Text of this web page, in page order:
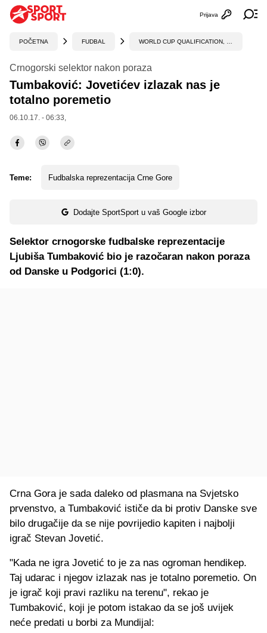
Otvori
Prijava
POČETNA FUDBAL
Crnogorski selektor nakon poraza
Tumbaković: Jovetićev izlazak nas je
totalno poremetio
06.10.17. - 06:33,
Teme: Fudbalska reprezentacija Crne Gore
Dodajte SportSport u vaš Google izbor
Selektor crnogorske fudbalske reprezentacije
Ljubiša Tumbaković bio je razočaran nakon poraza
od Danske u Podgorici (1:0).
Crna Gora je sada daleko od plasmana na Svjetsko
prvenstvo, a Tumbaković ističe da bi protiv Danske sve
bilo drugačije da se nije povrijedio kapiten i najbolji
igrač Stevan Jovetić.
"Kada ne igra Jovetić to je za nas ogroman hendikep.
Taj udarac i njegov izlazak nas je totalno poremetio. On
je igrač koji pravi razliku na terenu", rekao je
Tumbaković, koji je potom istakao da se još uvijek
neće predati u borbi za Mundijal: